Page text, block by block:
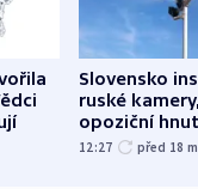
Slovensko
ruské
opoziční
12:27 před 18 m